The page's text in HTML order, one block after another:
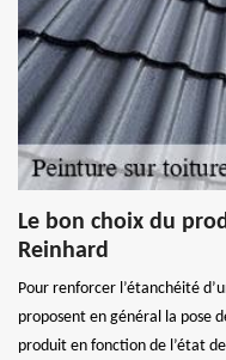
Le bon choix du
Reinhard
Pour renforcer l’étanchéité
proposent en général la pose
produit en fonction de l’état